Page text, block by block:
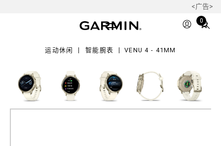
<广告>
0
Total
运动休闲 智能腕表 VENU 4 - 41MM